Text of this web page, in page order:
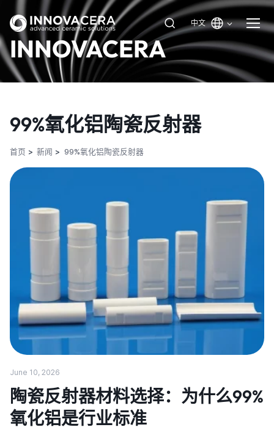
中文
INNOVACERA
99%氧化铝陶瓷反射器
首页 新闻 99%氧化铝陶瓷反射器
June 10, 2026
陶瓷反射器材料选择：为什么99%
氧化铝是行业标准